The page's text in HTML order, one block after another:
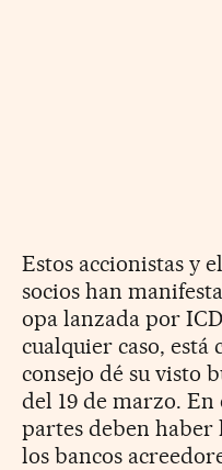
Estos accionistas y
socios han
opa lanzada por
cualquier caso, está
consejo dé su visto
del 19 de marzo. En
partes deben haber
los bancos